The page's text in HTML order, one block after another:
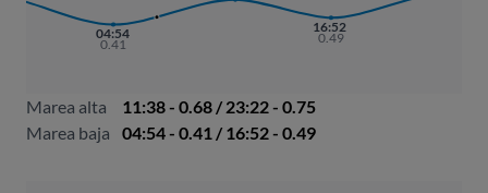
04:54
0.41
16:52
0.49
Marea alta
11:38 - 0.68 / 23:22 - 0.75
Marea baja
04:54 - 0.41 / 16:52 - 0.49